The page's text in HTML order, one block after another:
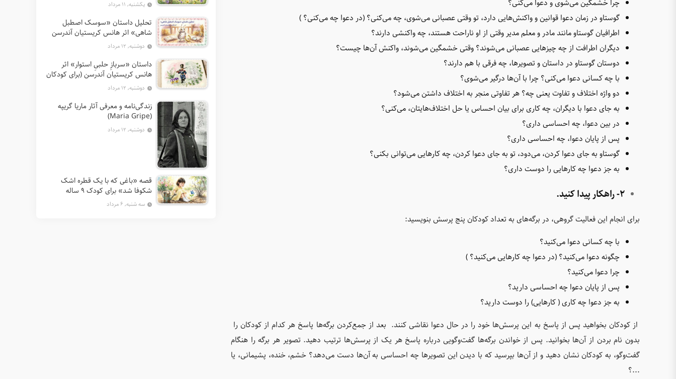
چرا خشمگین می‌شوی و دعوا می‌کنی؟
گوستاو در زمان دعوا قوانین و واکنش‌هایی دارد، تو وقتی عصبانی می‌شوی، چه می‌کنی؟ (در دعوا چه می‌کنی؟ )
اطرافیان گوستاو مانند مادر و معلم مدیر وقتی از او ناراحت هستند، چه واکنشی دارند؟
دیگران اطرافت از چه چیزهایی عصبانی می‌شوند؟ وقتی خشمگین می‌شوند، واکنش آن‌ها چیست؟
دوستان گوستاو در داستان و تصویرها، چه فرقی با هم دارند؟
با چه کسانی دعوا می‌کنی؟ چرا با آن‌ها درگیر می‌شوی؟
دو واژه اختلاف و تفاوت یعنی چه؟ هر تفاوتی منجر به اختلاف داشتن می‌شود؟
به جای دعوا با دیگران، چه کاری برای بیان احساس یا حل اختلاف‌هایتان، می‌کنی؟
در بین دعوا، چه احساسی داری؟
پس از پایان دعوا، چه احساسی داری؟
گوستاو به جای دعوا کردن، می‌دود، تو به جای دعوا کردن، چه کارهایی می‌توانی بکنی؟
به جز دعوا چه کارهایی را دوست داری؟
2- راهکار پیدا کنید.
برای انجام این فعالیت گروهی، در برگه‌های به تعداد کودکان پنج پرسش بنویسید:
با چه کسانی دعوا می‌کنید؟
چگونه دعوا می‌کنید؟ (در دعوا چه کارهایی می‌کنید؟ )
چرا دعوا می‌کنید؟
پس از پایان دعوا چه احساسی دارید؟
به جز دعوا چه کاری ( کارهایی) را دوست دارید؟
از کودکان بخواهید پس از پاسخ به این پرسش‌ها خود را در حال دعوا نقاشی کنند. بعد از جمع‌کردن برگه‌ها پاسخ هر کدام از کودکان را
بدون نام بردن از آن‌ها بخوانید. پس از خواندن برگه‌ها گفت‌وگویی درباره پاسخ هر یک از پرسش‌ها ترتیب دهید. تصویر هر برگه را هنگام
گفت‌و‌گو، به کودکان نشان دهید و از آن‌ها بپرسید که با دیدن این تصویرها چه احساسی به آن‌ها دست می‌دهد؟ خشم، خنده، پشیمانی، یا
...؟
یکشنبه, ۱۱ مرداد
تحلیل داستان «سوسک اصطبل
شاهی» اثر هانس کریستیان آندرسن
دوشنبه, ۱۲ مرداد
داستان «سربازِ حلبیِ استوار» اثر
هانس کریستیان آندرسن (برای کودکان
7 تا 12 سال) دوشنبه, ۱۲ مرداد
زندگی‌نامه و معرفی آثار ماریا گریپه
(Maria Gripe)
دوشنبه, ۱۲ مرداد
قصه «باغی که با یک قطره اشک
شکوفا شد» برای کودک ۹ ساله
سه شنبه, ۶ مرداد